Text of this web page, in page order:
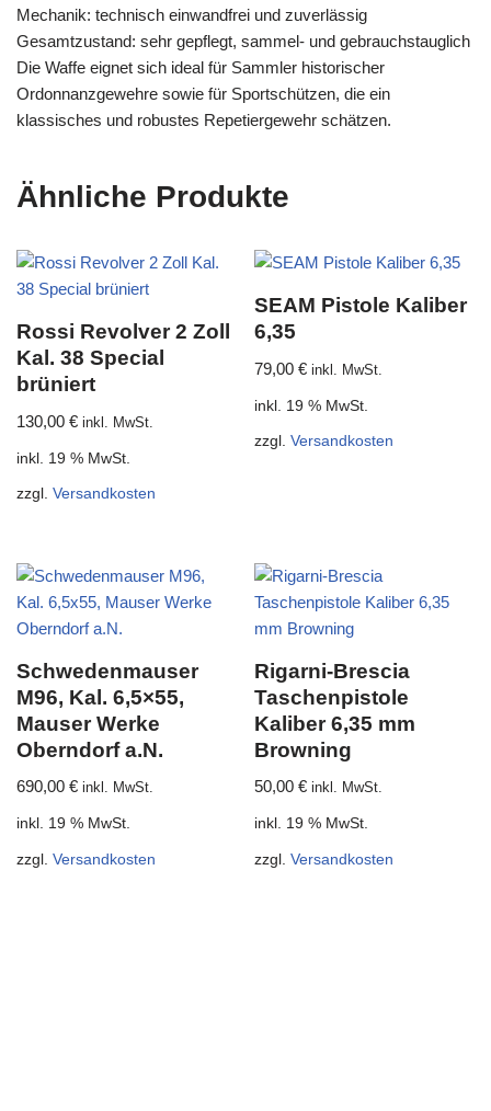
Mechanik: technisch einwandfrei und zuverlässig
Gesamtzustand: sehr gepflegt, sammel- und gebrauchstauglich
Die Waffe eignet sich ideal für Sammler historischer
Ordonnanzgewehre sowie für Sportschützen, die ein
klassisches und robustes Repetiergewehr schätzen.
Ähnliche Produkte
Rossi Revolver 2 Zoll
Kal. 38 Special
brüniert
130,00 € inkl. MwSt.
inkl. 19 % MwSt.
zzgl. Versandkosten
SEAM Pistole Kaliber
6,35
79,00€ inkl. MwSt.
inkl. 19 % MwSt.
zzgl.Versandkosten
Schwedenmauser
M96, Kal. 6,5×55,
Mauser Werke
Oberndorf a.N.
690,00 € inkl. MwSt.
inkl. 19 % MwSt.
zzgl. Versandkosten
Rigarni-Brescia
Taschenpistole
Kaliber 6,35 mm
Browning
50,00€ inkl. MwSt.
inkl. 19 % MwSt.
zzgl.Versandkosten